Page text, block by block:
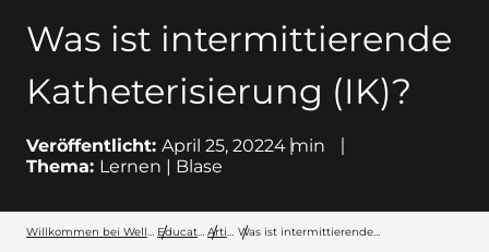
Was ist intermittierende
Katheterisierung (IK)?
Veröffentlicht: April 25, 20224 min
Thema: Lernen | Blase
Willkommen bei Wellspect Education Artikel Was ist intermittierende